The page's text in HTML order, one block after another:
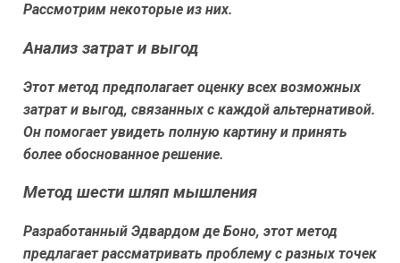
Рассмотрим некоторые из них.
Анализ затрат и выгод
Этот метод предполагает оценку всех возможных
затрат и выгод, связанных с каждой альтернативой.
Он помогает увидеть полную картину и принять
более обоснованное решение.
Метод шести шляп мышления
Разработанный Эдвардом де Боно, этот метод
предлагает рассматривать проблему с разных точек